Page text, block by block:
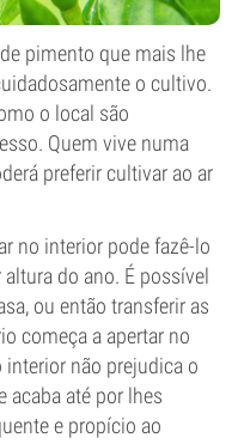
pimento que mais lhe
o cultivo.
o local são
Quem vive numa
preferir cultivar ao ar
no interior pode fazê-lo
do ano. É possível
ou então transferir as
começa a apertar no
não prejudica o
acaba até por lhes
e propício ao